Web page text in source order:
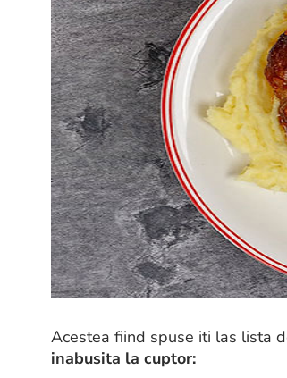
Acestea fiind spuse iti las lista
inabusita la cuptor: